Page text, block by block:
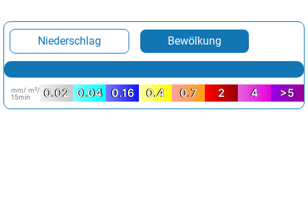
Niederschlag Bewölkung
mm/ m²/
15min
0.02 0.04 0.16 0.4 0.7 2 4 >5